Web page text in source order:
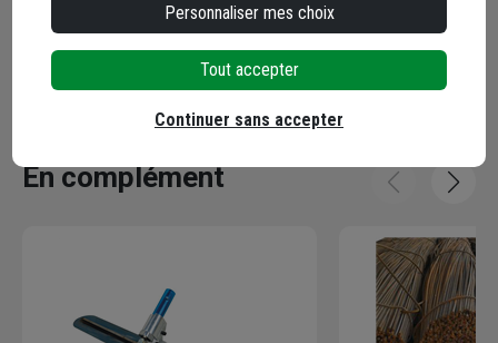
produit correcte pour du coffrage
Le 18/04/2023
Par Benjamin L., DEYME
En complément
Personnaliser mes choix
Tout accepter
Continuer sans accepter